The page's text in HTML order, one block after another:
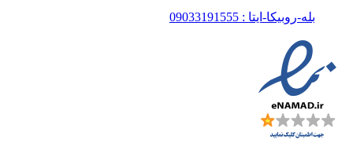
بله-روبیکا-ایتا : 09033191555